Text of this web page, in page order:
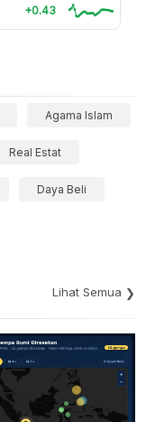
+0.43
Agama Islam
Real Estat
Daya Beli
Lihat Semua